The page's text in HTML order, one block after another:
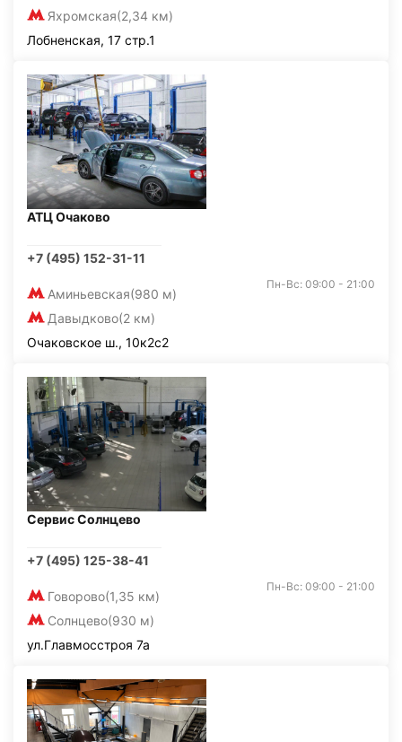
Яхромская(2,34 км)
Лобненская, 17 стр.1
АТЦ Очаково
+7 (495) 152-31-11
Аминьевская(980 м)
Давыдково(2 км)
Пн-Вс: 09:00 - 21:00
Очаковское ш., 10к2с2
Сервис Солнцево
+7 (495) 125-38-41
Говорово(1,35 км)
Солнцево(930 м)
Пн-Вс: 09:00 - 21:00
ул.Главмосстроя 7а